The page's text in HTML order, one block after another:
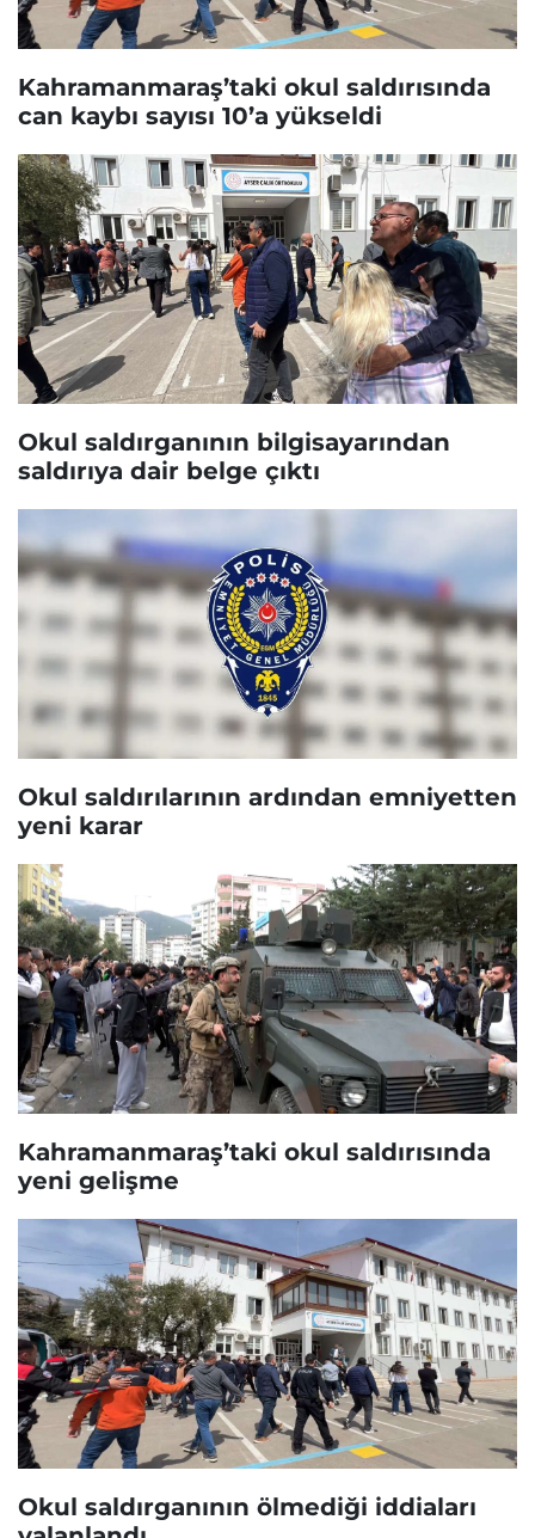
Kahramanmaraş’taki okul saldırısında
can kaybı sayısı 10’a yükseldi
Okul saldırganının bilgisayarından
saldırıya dair belge çıktı
Okul saldırılarının ardından emniyetten
yeni karar
Kahramanmaraş’taki okul saldırısında
yeni gelişme
Okul saldırganının ölmediği iddiaları